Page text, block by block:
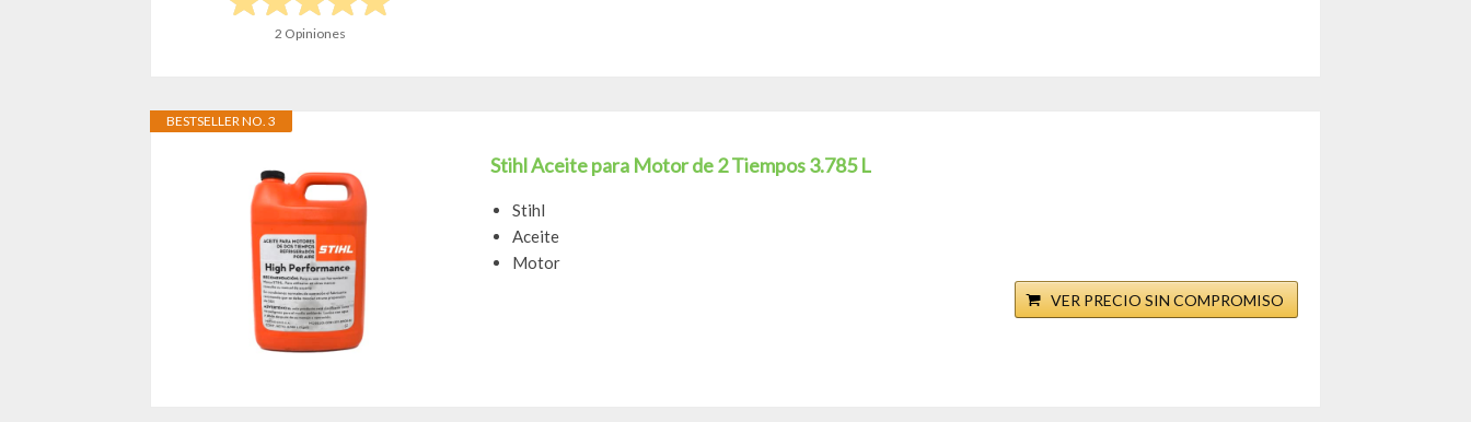
2 Opiniones
BESTSELLER NO. 3
Stihl Aceite para Motor de 2 Tiempos 3.785 L
Stihl
Aceite
Motor
VER PRECIO SIN COMPROMISO